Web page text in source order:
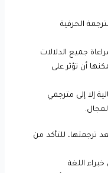
إلا
ترجمة
قد يحتاج
الحرفية
جميع الدلالات
أن تؤثر على
إلا إلى مترجمي
ترجمتها، للتأكد من
اللغة